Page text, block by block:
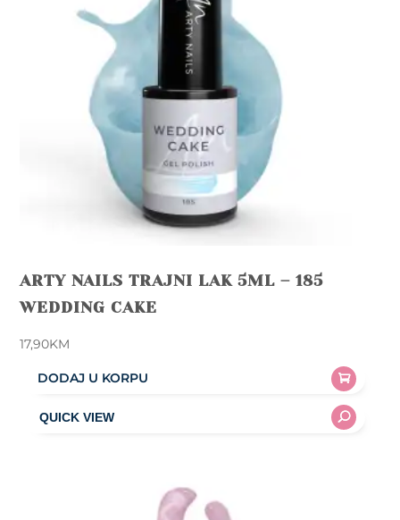
ARTY NAILS TRAJNI LAK 5ML – 185
WEDDING CAKE
17,90KM
DODAJ U KORPU